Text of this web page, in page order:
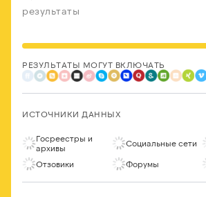
результаты
РЕЗУЛЬТАТЫ МОГУТ ВКЛЮЧАТЬ
ИСТОЧНИКИ ДАННЫХ
Госреестры и
архивы
Социальные сети
Отзовики Форумы